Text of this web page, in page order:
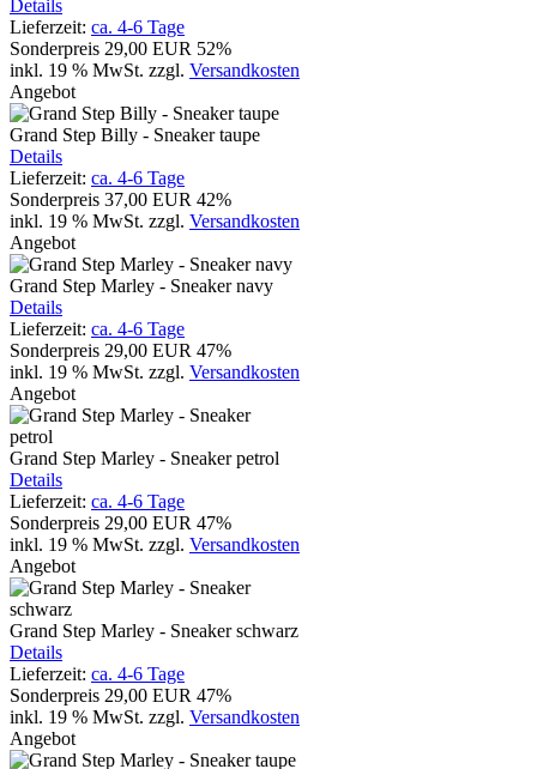
Details
Lieferzeit: ca. 4-6 Tage
Sonderpreis 29,00 EUR 52%
inkl. 19 % MwSt. zzgl. Versandkosten
Angebot
Grand Step Billy - Sneaker taupe
Details
Lieferzeit: ca. 4-6 Tage
Sonderpreis 37,00 EUR 42%
inkl. 19 % MwSt. zzgl. Versandkosten
Angebot
Grand Step Marley - Sneaker navy
Details
Lieferzeit: ca. 4-6 Tage
Sonderpreis 29,00 EUR 47%
inkl. 19 % MwSt. zzgl. Versandkosten
Angebot
Grand Step Marley - Sneaker petrol
Details
Lieferzeit: ca. 4-6 Tage
Sonderpreis 29,00 EUR 47%
inkl. 19 % MwSt. zzgl. Versandkosten
Angebot
Grand Step Marley - Sneaker schwarz
Details
Lieferzeit: ca. 4-6 Tage
Sonderpreis 29,00 EUR 47%
inkl. 19 % MwSt. zzgl. Versandkosten
Angebot